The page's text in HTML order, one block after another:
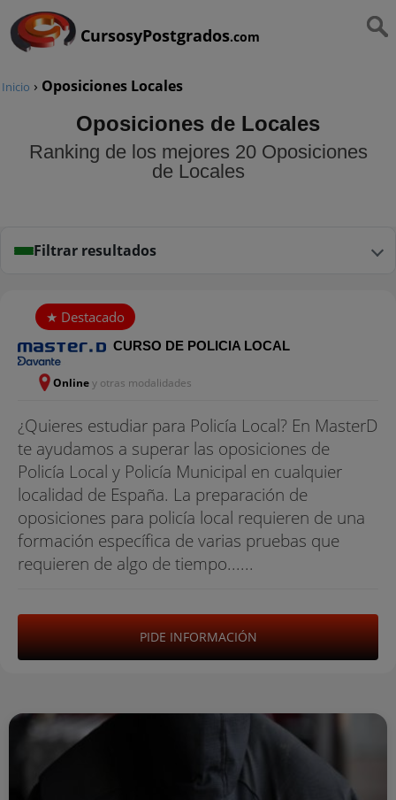
CursosyPostgrados.com
Inicio › Oposiciones Locales
Oposiciones de Locales
Ranking de los mejores 20 Oposiciones
de Locales
Filtrar resultados
CURSO DE POLICIA LOCAL
Onliney otras modalidades
¿Quieres estudiar para Policía Local? En MasterD
te ayudamos a superar las oposiciones de
Policía Local y Policía Municipal en cualquier
localidad de España. La preparación de
oposiciones para policía local requieren de una
formación específica de varias pruebas que
requieren de algo de tiempo......
PIDE INFORMACIÓN